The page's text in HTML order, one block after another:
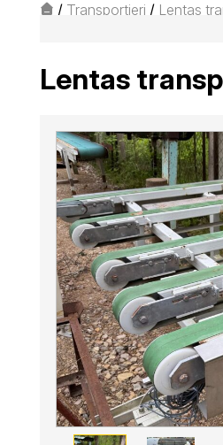
/ Transportieri / Lentas
Lentas